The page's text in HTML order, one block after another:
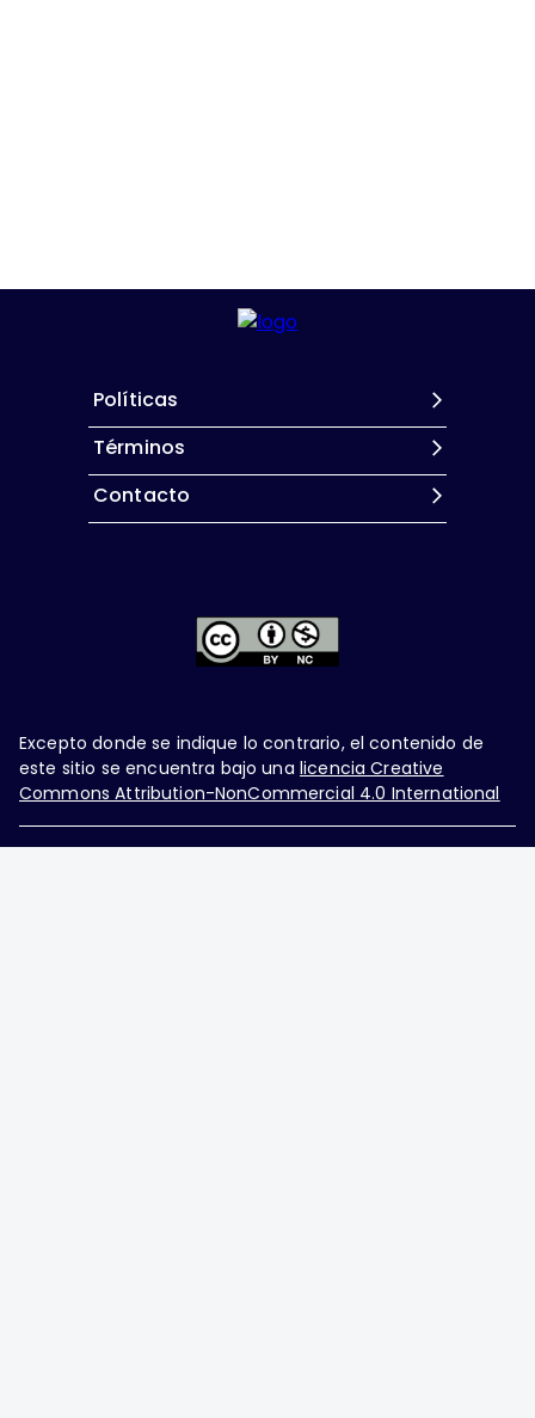
Políticas
Términos
Contacto
Excepto donde se indique lo contrario, el contenido de
este sitio se encuentra bajo una licencia Creative
Commons Attribution-NonCommercial 4.0 International